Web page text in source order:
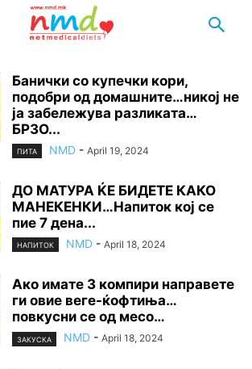
Банички со купечки кори,
подобри од домашните…никој не
ја забележува разликата…
БРЗО...
ПИТА NMD - April 19, 2024
ДО МАТУРА ЌЕ БИДЕТЕ КАКО
МАНЕКЕНКИ…Напиток кој се
пие 7 дена...
НАПИТОК NMD - April 18, 2024
Ако имате 3 компири направете
ги овие веге-ќофтиња…
повкусни се од месо…
ЗАКУСКА NMD - April 18, 2024